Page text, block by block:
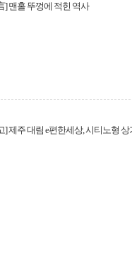
] 맨홀 뚜껑에 적힌 역사
] 제주 대림 e편한세상, 시티노형 상